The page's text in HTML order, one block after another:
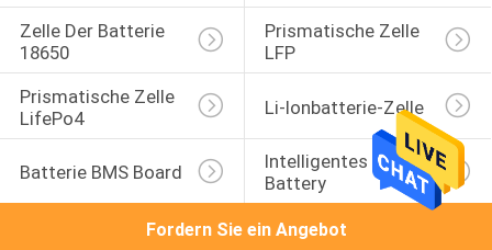
Zelle Der Batterie
18650
Prismatische Zelle
LFP
Prismatische Zelle
LifePo4
Li-Ionbatterie-Zelle
Batterie BMS Board
Intelligentes BMS
Battery
Fordern Sie ein Angebot